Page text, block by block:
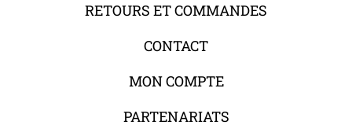
RETOURS ET COMMANDES
CONTACT
MON COMPTE
PARTENARIATS